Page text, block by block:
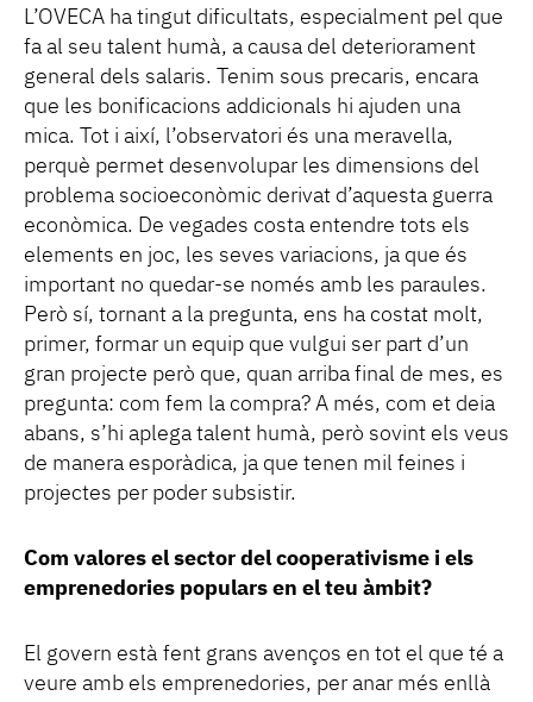
L’OVECA ha tingut dificultats, especialment pel que
fa al seu talent humà, a causa del deteriorament
general dels salaris. Tenim sous precaris, encara
que les bonificacions addicionals hi ajuden una
mica. Tot i així, l’observatori és una meravella,
perquè permet desenvolupar les dimensions del
problema socioeconòmic derivat d’aquesta guerra
econòmica. De vegades costa entendre tots els
elements en joc, les seves variacions, ja que és
important no quedar-se només amb les paraules.
Però sí, tornant a la pregunta, ens ha costat molt,
primer, formar un equip que vulgui ser part d’un
gran projecte però que, quan arriba final de mes, es
pregunta: com fem la compra? A més, com et deia
abans, s’hi aplega talent humà, però sovint els veus
de manera esporàdica, ja que tenen mil feines i
projectes per poder subsistir.
Com valores el sector del cooperativisme i els
emprenedories populars en el teu àmbit?
El govern està fent grans avenços en tot el que té a
veure amb els emprenedories, per anar més enllà